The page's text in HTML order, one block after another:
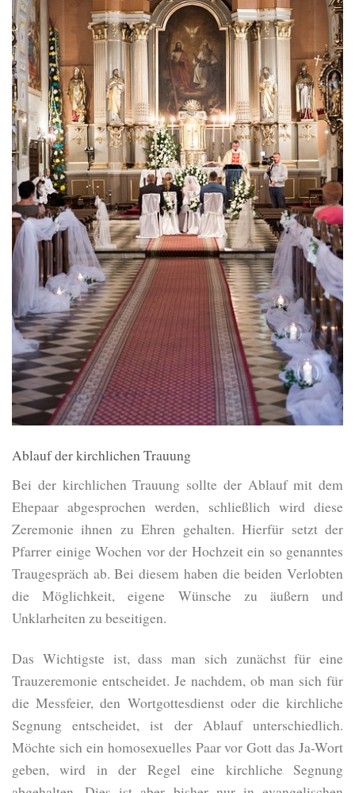
Ablauf der kirchlichen Trauung
Bei der kirchlichen Trauung sollte der Ablauf mit dem
Ehepaar abgesprochen werden, schließlich wird diese
Zeremonie ihnen zu Ehren gehalten. Hierfür setzt der
Pfarrer einige Wochen vor der Hochzeit ein so genanntes
Traugespräch ab. Bei diesem haben die beiden Verlobten
die Möglichkeit, eigene Wünsche zu äußern und
Unklarheiten zu beseitigen.
Das Wichtigste ist, dass man sich zunächst für eine
Trauzeremonie entscheidet. Je nachdem, ob man sich für
die Messfeier, den Wortgottesdienst oder die kirchliche
Segnung entscheidet, ist der Ablauf unterschiedlich.
Möchte sich ein homosexuelles Paar vor Gott das Ja-Wort
geben, wird in der Regel eine kirchliche Segnung